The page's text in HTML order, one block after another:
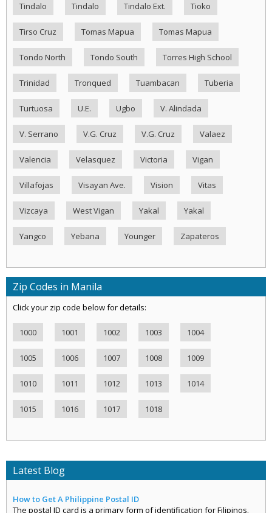
Tindalo Tindalo Tindalo Ext. Tioko
Tirso Cruz Tomas Mapua Tomas Mapua
Tondo North Tondo South Torres High School
Trinidad Tronqued Tuambacan Tuberia
Turtuosa U.E. Ugbo V. Alindada
V. Serrano V.G. Cruz V.G. Cruz Valaez
Valencia Velasquez Victoria Vigan
Villafojas Visayan Ave. Vision Vitas
Vizcaya West Vigan Yakal Yakal
Yangco Yebana Younger Zapateros
Zip Codes in Manila
Click your zip code below for details:
1000 1001 1002 1003 1004
1005 1006 1007 1008 1009
1010 1011 1012 1013 1014
1015 1016 1017 1018
Latest Blog
How to Get A Philippine Postal ID
The postal ID card is a primary form of identification for Filipinos.